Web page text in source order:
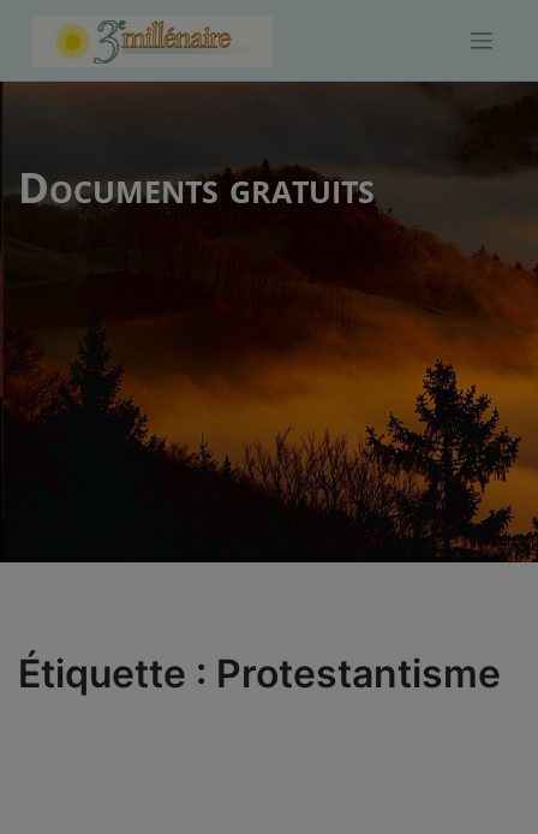
Documents gratuits
Étiquette : Protestantisme